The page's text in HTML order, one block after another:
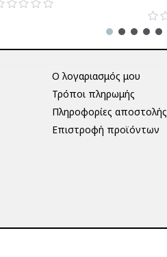
Ο λογαριασμός μου
Τρόποι πληρωμής
Πληροφορίες αποστολής
Επιστροφή προϊόντων